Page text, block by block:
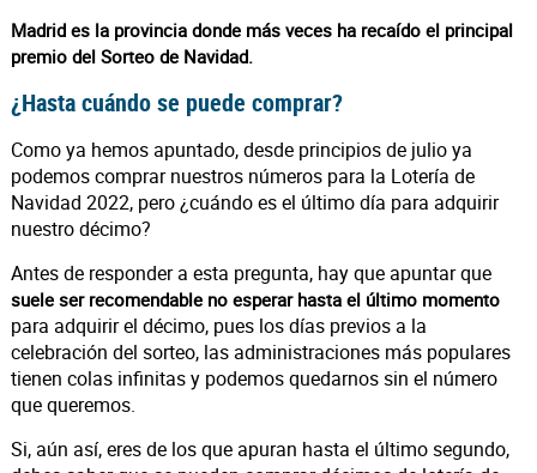
Madrid es la provincia donde más veces ha recaído el principal
premio del Sorteo de Navidad.
¿Hasta cuándo se puede comprar?
Como ya hemos apuntado, desde principios de julio ya
podemos comprar nuestros números para la Lotería de
Navidad 2022, pero ¿cuándo es el último día para adquirir
nuestro décimo?
Antes de responder a esta pregunta, hay que apuntar que
suele ser recomendable no esperar hasta el último momento
para adquirir el décimo, pues los días previos a la
celebración del sorteo, las administraciones más populares
tienen colas infinitas y podemos quedarnos sin el número
que queremos.
Si, aún así, eres de los que apuran hasta el último segundo,